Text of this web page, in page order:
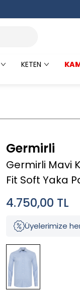
KETEN
Germirli
Germirli Mavi
Fit Soft Yaka
4.750,00 TL
Üyelerimize